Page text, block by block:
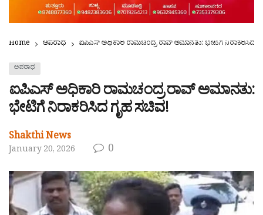
Home ಅಪರಾಧ ಐಪಿಎಸ್ ಅಧಿಕಾರಿ ರಾಮಚಂದ್ರ ರಾವ್ ಅಮಾನತು: ಭೇಟಿಗೆ ನಿರಾಕರಿಸಿದ
ಅಪರಾಧ
ಐಪಿಎಸ್ ಅಧಿಕಾರಿ ರಾಮಚಂದ್ರ ರಾವ್ ಅಮಾನತು:
ಭೇಟಿಗೆ ನಿರಾಕರಿಸಿದ ಗೃಹ ಸಚಿವ!
Shakthi News
January 20, 2026 0